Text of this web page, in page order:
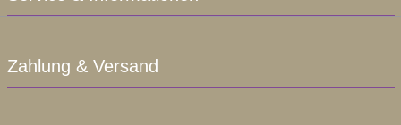
Zahlung & Versand